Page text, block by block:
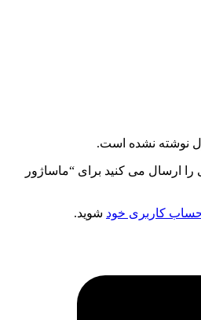
نوشته نشده است.
را ارسال می کنید برای “ماساژور
حساب کاربری خود شوید.